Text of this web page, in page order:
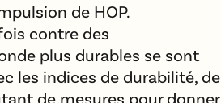
de HOP.
contre des
plus durables se sont
les indices de durabilité, de
de mesures pour donner